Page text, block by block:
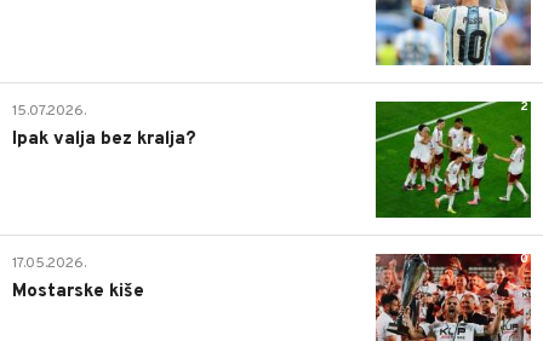
2
15.07.2026.
Ipak valja bez kralja?
0
17.05.2026.
Mostarske kiše